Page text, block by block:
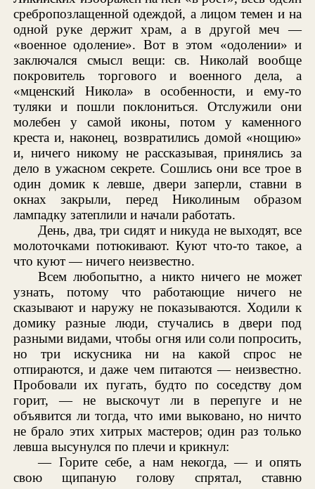
сребропозлащенной одеждой, а лицом темен и на
одной руке держит храм, а в другой меч —
«военное одоление». Вот в этом «одолении» и
заключался смысл вещи: св. Николай вообще
покровитель торгового и военного дела, а
«мценский Никола» в особенности, и ему-то
туляки и пошли поклониться. Отслужили они
молебен у самой иконы, потом у каменного
креста и, наконец, возвратились домой «нощию»
и, ничего никому не рассказывая, принялись за
дело в ужасном секрете. Сошлись они все трое в
один домик к левше, двери заперли, ставни в
окнах закрыли, перед Николиным образом
лампадку затеплили и начали работать.
День, два, три сидят и никуда не выходят, все
молоточками потюкивают. Куют что-то такое, а
что куют — ничего неизвестно.
Всем любопытно, а никто ничего не может
узнать, потому что работающие ничего не
сказывают и наружу не показываются. Ходили к
домику разные люди, стучались в двери под
разными видами, чтобы огня или соли попросить,
но три искусника ни на какой спрос не
отпираются, и даже чем питаются — неизвестно.
Пробовали их пугать, будто по соседству дом
горит, — не выскочут ли в перепуге и не
объявится ли тогда, что ими выковано, но ничто
не брало этих хитрых мастеров; один раз только
левша высунулся по плечи и крикнул:
— Горите себе, а нам некогда, — и опять
свою щипаную голову спрятал, ставню